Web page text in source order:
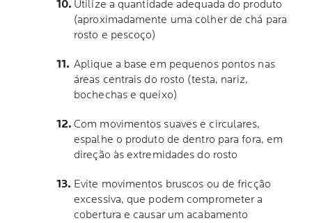
Utilize a quantidade adequada do produto
(aproximadamente uma colher de chá para
rosto e pescoço)
Aplique a base em pequenos pontos nas
áreas centrais do rosto (testa, nariz,
bochechas e queixo)
Com movimentos suaves e circulares,
espalhe o produto de dentro para fora, em
direção às extremidades do rosto
Evite movimentos bruscos ou de fricção
excessiva, que podem comprometer a
cobertura e causar um acabamento